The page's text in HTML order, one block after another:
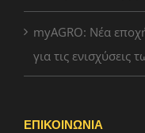
myAGRO: Νέα
για τις ενισχύσεις
ΕΠΙΚΟΙΝΩΝΙΑ